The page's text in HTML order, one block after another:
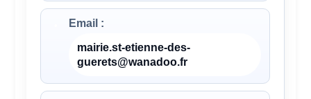
Email :
mairie.st-etienne-des-
guerets@wanadoo.fr